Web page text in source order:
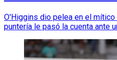
O'Higgins dio pelea en el
puntería le pasó la cuenta ante